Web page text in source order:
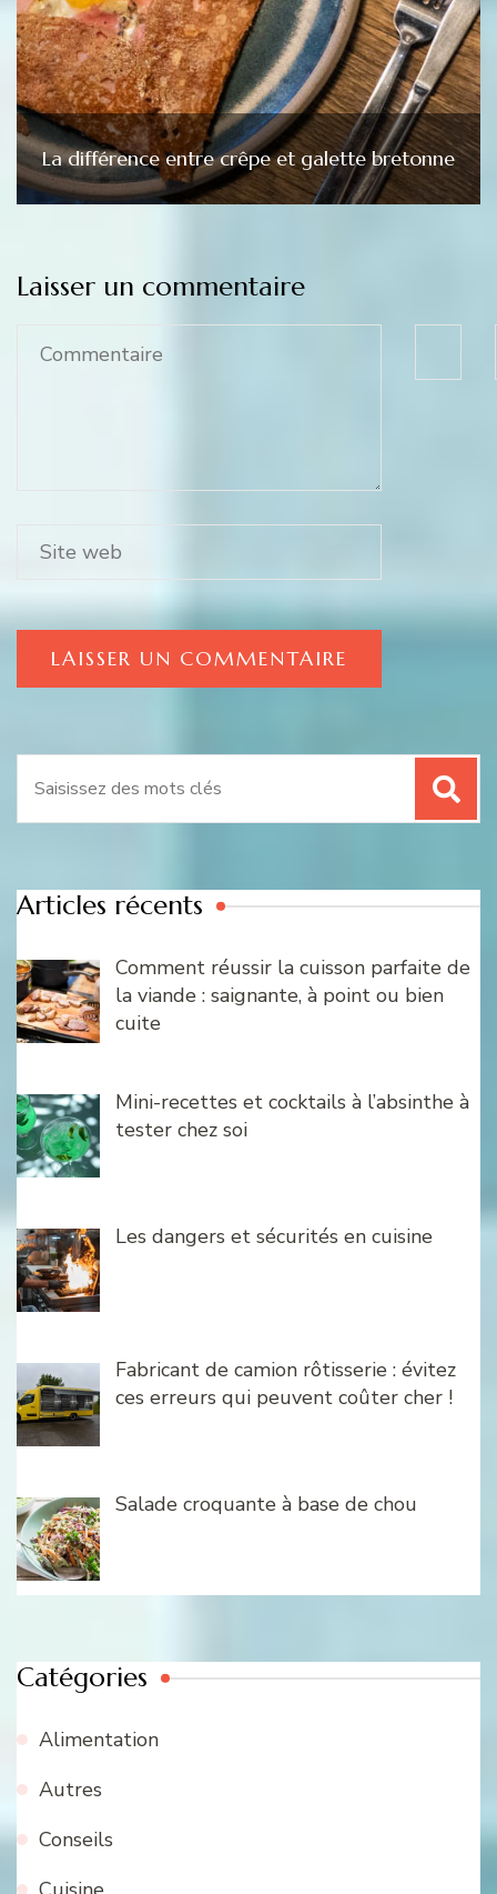
La différence entre crêpe et galette bretonne
Laisser un commentaire
Articles récents
Comment réussir la cuisson parfaite de
la viande : saignante, à point ou bien
cuite
Mini-recettes et cocktails à l’absinthe à
tester chez soi
Les dangers et sécurités en cuisine
Fabricant de camion rôtisserie : évitez
ces erreurs qui peuvent coûter cher !
Salade croquante à base de chou
Catégories
Alimentation
Autres
Conseils